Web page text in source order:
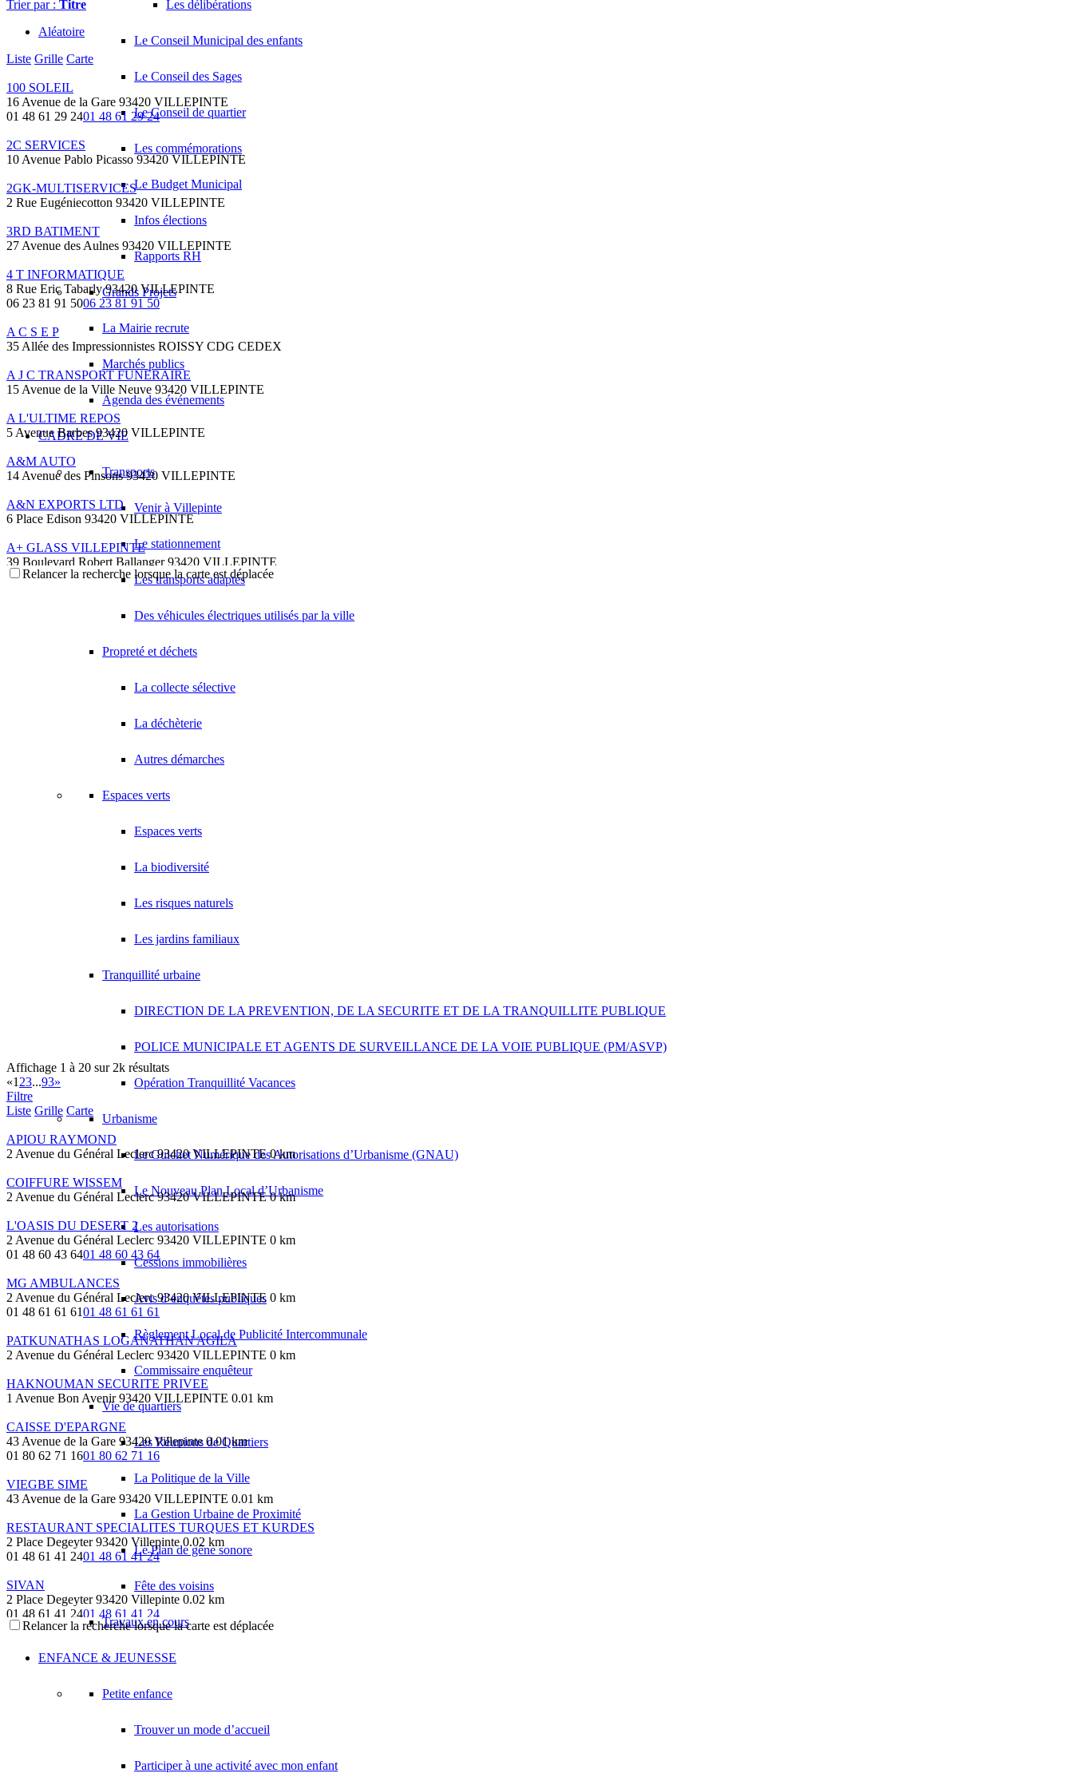
Les délibérations
Le Conseil Municipal des enfants
Le Conseil des Sages
Le Conseil de quartier
Les commémorations
Le Budget Municipal
Infos élections
Rapports RH
Grands Projets
La Mairie recrute
Marchés publics
Agenda des événements
CADRE DE VIE
Transports
Venir à Villepinte
Le stationnement
Les transports adaptés
Des véhicules électriques utilisés par la ville
Propreté et déchets
La collecte sélective
La déchèterie
Autres démarches
Espaces verts
Espaces verts
La biodiversité
Les risques naturels
Les jardins familiaux
Tranquillité urbaine
DIRECTION DE LA PREVENTION, DE LA SECURITE ET DE LA TRANQUILLITE PUBLIQUE
POLICE MUNICIPALE ET AGENTS DE SURVEILLANCE DE LA VOIE PUBLIQUE (PM/ASVP)
Opération Tranquillité Vacances
Urbanisme
Le Guichet Numérique des Autorisations d’Urbanisme (GNAU)
Le Nouveau Plan Local d’Urbanisme
Les autorisations
Cessions immobilières
Avis d’enquêtes publiques
Règlement Local de Publicité Intercommunale
Commissaire enquêteur
Vie de quartiers
Les Réunions de Quartiers
La Politique de la Ville
La Gestion Urbaine de Proximité
Le Plan de gêne sonore
Fête des voisins
Travaux en cours
ENFANCE & JEUNESSE
Petite enfance
Trouver un mode d’accueil
Participer à une activité avec mon enfant
Trier par : Titre
Aléatoire
Liste Grille Carte
100 SOLEIL
16 Avenue de la Gare 93420 VILLEPINTE
01 48 61 29 2401 48 61 29 24
2C SERVICES
10 Avenue Pablo Picasso 93420 VILLEPINTE
2GK-MULTISERVICES
2 Rue Eugéniecotton 93420 VILLEPINTE
3RD BATIMENT
27 Avenue des Aulnes 93420 VILLEPINTE
4 T INFORMATIQUE
8 Rue Eric Tabarly 93420 VILLEPINTE
06 23 81 91 5006 23 81 91 50
A C S E P
35 Allée des Impressionnistes ROISSY CDG CEDEX
A J C TRANSPORT FUNERAIRE
15 Avenue de la Ville Neuve 93420 VILLEPINTE
A L'ULTIME REPOS
5 Avenue Barbes 93420 VILLEPINTE
A&M AUTO
14 Avenue des Pinsons 93420 VILLEPINTE
A&N EXPORTS LTD
6 Place Edison 93420 VILLEPINTE
A+ GLASS VILLEPINTE
39 Boulevard Robert Ballanger 93420 VILLEPINTE
01 41 52 34 7801 41 52 34 78
57 Boulevard Circulaire 93420 VILLEPINTE
A.F.M. DISTRIBUTION
21 Avenue du Chemin de Fer 93420 Villepinte
18 Avenue Saint-Saëns 93420 VILLEPINTE
28 Rue Vincent d'Indy 93420 VILLEPINTE
14 Allée Fénelon 93420 VILLEPINTE
10 Allée Georges Gershwin 93420 VILLEPINTE
14 Avenue de la Gare 93420 VILLEPINTE
Relancer la recherche lorsque la carte est déplacée
Affichage 1 à 20 sur 2k résultats
«1 23...93»
Filtre
Liste Grille Carte
APIOU RAYMOND
2 Avenue du Général Leclerc 93420 VILLEPINTE 0 km
COIFFURE WISSEM
2 Avenue du Général Leclerc 93420 VILLEPINTE 0 km
L'OASIS DU DESERT 2
2 Avenue du Général Leclerc 93420 VILLEPINTE 0 km
01 48 60 43 6401 48 60 43 64
MG AMBULANCES
2 Avenue du Général Leclerc 93420 VILLEPINTE 0 km
01 48 61 61 6101 48 61 61 61
PATKUNATHAS LOGANATHAN AGILA
2 Avenue du Général Leclerc 93420 VILLEPINTE 0 km
HAKNOUMAN SECURITE PRIVEE
1 Avenue Bon Avenir 93420 VILLEPINTE 0.01 km
CAISSE D'EPARGNE
43 Avenue de la Gare 93420 Villepinte 0.01 km
01 80 62 71 1601 80 62 71 16
VIEGBE SIME
43 Avenue de la Gare 93420 VILLEPINTE 0.01 km
RESTAURANT SPECIALITES TURQUES ET KURDES
2 Place Degeyter 93420 Villepinte 0.02 km
01 48 61 41 2401 48 61 41 24
SIVAN
2 Place Degeyter 93420 Villepinte 0.02 km
01 48 61 41 2401 48 61 41 24
4 Avenue du Général Leclerc 93420 VILLEPINTE
CHALABI MILOUD
01 48 61 47 78
1 Avenue du Général Leclerc 93420 VILLEPINTE 0.03 km
Relancer la recherche lorsque la carte est déplacée